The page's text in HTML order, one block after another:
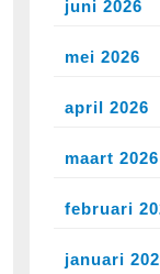
juni 2026
mei 2026
april 2026
maart 2026
februari
januari